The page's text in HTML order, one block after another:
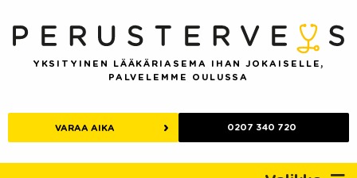
content
YKSITYINEN LÄÄKÄRIASEMA IHAN JOKAISELLE,
PALVELEMME OULUSSA
VARAA AIKA 0207 340 720